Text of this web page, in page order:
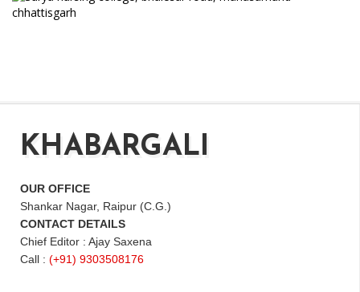
KHABARGALI
OUR OFFICE
Shankar Nagar, Raipur (C.G.)
CONTACT DETAILS
Chief Editor : Ajay Saxena
Call : (+91) 9303508176